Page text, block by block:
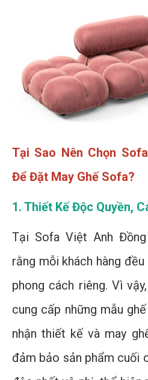
Tại Sao Nên Chọn
Để Đặt May Ghế Sofa?
1. Thiết Kế Độc Quyền,
Tại Sofa Việt Anh
rằng mỗi khách hàng
phong cách riêng. Vì
cung cấp những mẫu
nhận thiết kế và may
đảm bảo sản phẩm cuối